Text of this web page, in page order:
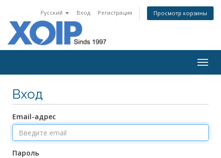
Русский Вход Регистрация Просмотр корзины
Вход
Email-адрес
Пароль